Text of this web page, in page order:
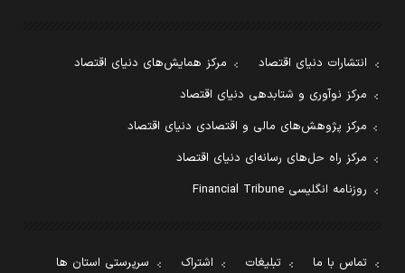
انتشارات دنیای اقتصاد
مرکز همایش‌های دنیای اقتصاد
مرکز نوآوری و شتابدهی دنیای اقتصاد
مرکز پژوهش‌های مالی و اقتصادی دنیای اقتصاد
مرکز راه حل‌های رسانه‌ای دنیای اقتصاد
روزنامه انگلیسی Financial Tribune
تماس با ما تبلیغات اشتراک
سرپرستی استان ها